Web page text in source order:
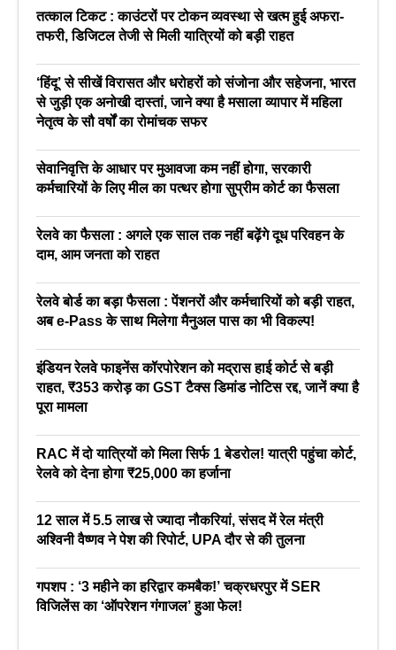
तत्काल टिकट : काउंटरों पर टोकन व्यवस्था से खत्म हुई अफरा-
तफरी, डिजिटल तेजी से मिली यात्रियों को बड़ी राहत
‘हिंदू’ से सीखें विरासत और धरोहरों को संजोना और सहेजना, भारत
से जुड़ी एक अनोखी दास्तां, जाने क्या है मसाला व्यापार में महिला
नेतृत्व के सौ वर्षों का रोमांचक सफर
सेवानिवृत्ति के आधार पर मुआवजा कम नहीं होगा, सरकारी
कर्मचारियों के लिए मील का पत्थर होगा सुप्रीम कोर्ट का फैसला
रेलवे का फैसला : अगले एक साल तक नहीं बढ़ेंगे दूध परिवहन के
दाम, आम जनता को राहत
रेलवे बोर्ड का बड़ा फैसला : पेंशनरों और कर्मचारियों को बड़ी राहत,
अब e-Pass के साथ मिलेगा मैनुअल पास का भी विकल्प!
इंडियन रेलवे फाइनेंस कॉरपोरेशन को मद्रास हाई कोर्ट से बड़ी
राहत, ₹353 करोड़ का GST टैक्स डिमांड नोटिस रद्द, जानें क्या है
पूरा मामला
RAC में दो यात्रियों को मिला सिर्फ 1 बेडरोल! यात्री पहुंचा कोर्ट,
रेलवे को देना होगा ₹25,000 का हर्जाना
12 साल में 5.5 लाख से ज्यादा नौकरियां, संसद में रेल मंत्री
अश्विनी वैष्णव ने पेश की रिपोर्ट, UPA दौर से की तुलना
गपशप : ‘3 महीने का हरिद्वार कमबैक!’ चक्रधरपुर में SER
विजिलेंस का ‘ऑपरेशन गंगाजल’ हुआ फेल!